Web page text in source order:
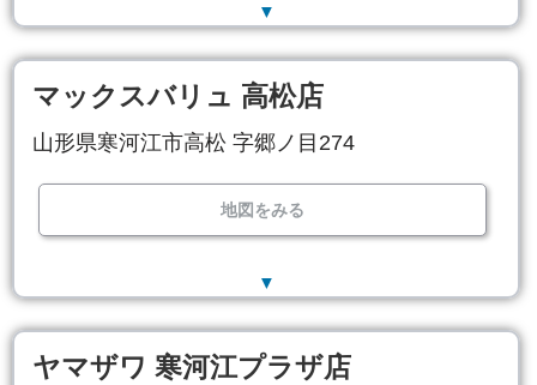
▼
マックスバリュ 高松店
山形県寒河江市高松 字郷ノ目274
地図をみる
▼
ヤマザワ 寒河江プラザ店